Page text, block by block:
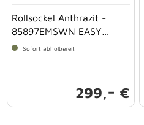
Rollsockel Anthrazit -
85897EMSWN EASY
MOVESofort abholbereit
299,- €